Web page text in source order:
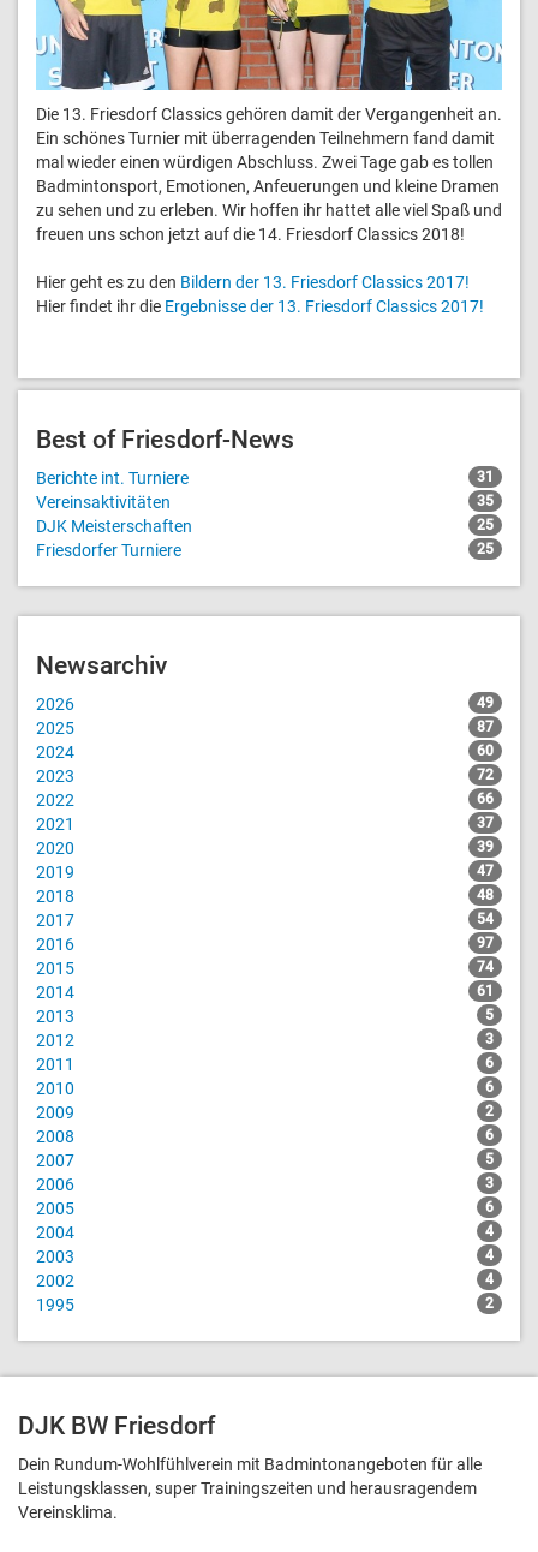
Die 13. Friesdorf Classics gehören damit der Vergangenheit an.
Ein schönes Turnier mit überragenden Teilnehmern fand damit
mal wieder einen würdigen Abschluss. Zwei Tage gab es tollen
Badmintonsport, Emotionen, Anfeuerungen und kleine Dramen
zu sehen und zu erleben. Wir hoffen ihr hattet alle viel Spaß und
freuen uns schon jetzt auf die 14. Friesdorf Classics 2018!
Hier geht es zu den Bildern der 13. Friesdorf Classics 2017!
Hier findet ihr die Ergebnisse der 13. Friesdorf Classics 2017!
Best of Friesdorf-News
Berichte int. Turniere 31
Vereinsaktivitäten 35
DJK Meisterschaften 25
Friesdorfer Turniere 25
Newsarchiv
2026 49
2025 87
2024 60
2023 72
2022 66
2021 37
2020 39
2019 47
2018 48
2017 54
2016 97
2015 74
2014 61
2013 5
2012 3
2011 6
2010 6
2009 2
2008 6
2007 5
2006 3
2005 6
2004 4
2003 4
2002 4
1995 2
DJK BW Friesdorf
Dein Rundum-Wohlfühlverein mit Badmintonangeboten für alle
Leistungsklassen, super Trainingszeiten und heraus­ragendem
Vereinsklima.